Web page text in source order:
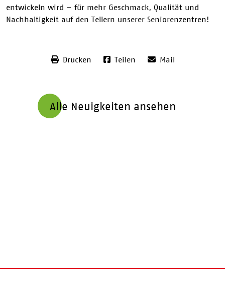
entwickeln wird – für mehr Geschmack, Qualität und
Nachhaltigkeit auf den Tellern unserer Seniorenzentren!
Drucken Teilen Mail
Alle Neuigkeiten ansehen